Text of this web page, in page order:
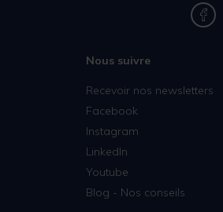
Nous suivre
Recevoir nos newsletters
Facebook
Instagram
LinkedIn
Youtube
Blog - Nos conseils